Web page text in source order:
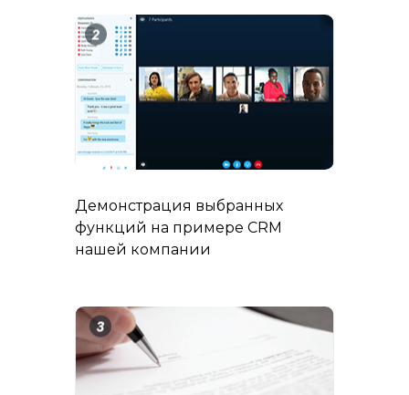
Демонстрация выбранных
функций на примере CRM
нашей компании